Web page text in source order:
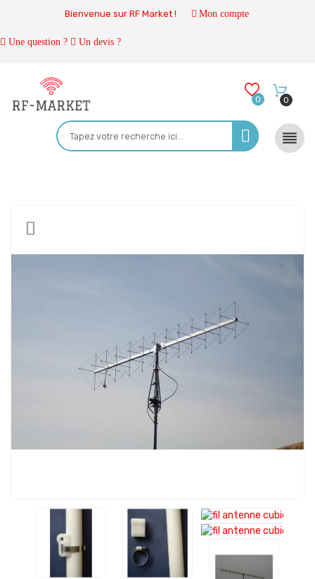
Bienvenue sur RF Market ! Mon compte
Une question ? Un devis ?
0 0
